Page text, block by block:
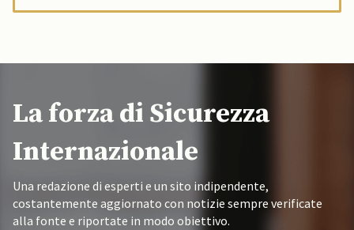
La forza di Sicurezza
Internazionale
Una redazione di esperti e un sito indipendente,
costantemente aggiornato con notizie sempre verificate
alla fonte e riportate in modo obiettivo.